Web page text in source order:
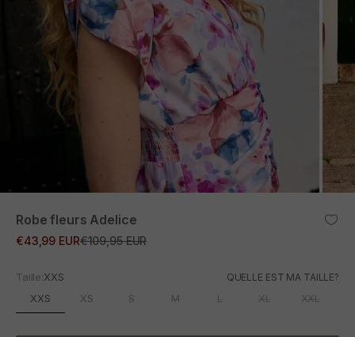
Robe fleurs Adelice
Prix promotionnel
€43,99 EURPrix normal
€109,95 EUR
Taille:XXS QUELLE EST MA TAILLE?
XXS XS S M L XL XXL